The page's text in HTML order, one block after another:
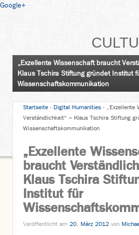
Google+
„Exzellente Wissenschaft braucht
Klaus Tschira Stiftung gründet Institut
Wissenschaftskommunikation
Startseite › Digital Humanities › „Exzellente
Verständlichkeit“ – Klaus Tschira Stiftung
Wissenschaftskommunikation
„Exzellente
braucht
Klaus Tschira
Institut für
Veröffentlicht am 20. März 2012 von